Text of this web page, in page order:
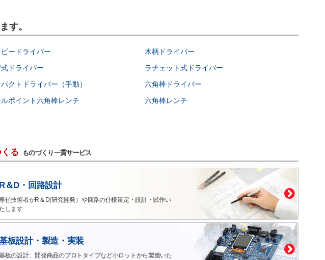
す。
ビードライバー
木柄ドライバー
ドライバー
ラチェット式ドライバー
クトドライバー（手動）
六角棒ドライバー
ポイント六角棒レンチ
六角棒レンチ
る ものづくり一貫サービス
R＆D・回路設計
任技術者がR＆D(研究開発）や回路の仕様策定・設計・試作い
します
板設計・製造・実装
板の設計、開発商品のプロトタイプなど小ロットから製造いた